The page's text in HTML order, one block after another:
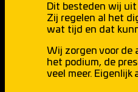
Dit besteden wij
Zij regelen al het
wat tijd en dat
Wij zorgen voor de
het podium, de
veel meer. Eigenlijk